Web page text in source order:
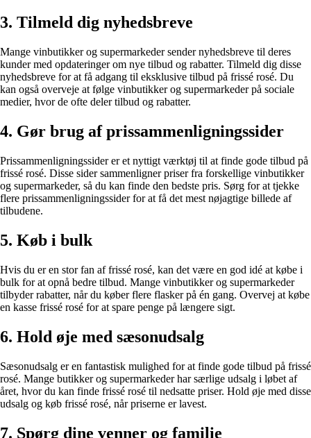
3. Tilmeld dig nyhedsbreve
Mange vinbutikker og supermarkeder sender nyhedsbreve til deres
kunder med opdateringer om nye tilbud og rabatter. Tilmeld dig disse
nyhedsbreve for at få adgang til eksklusive tilbud på frissé rosé. Du
kan også overveje at følge vinbutikker og supermarkeder på sociale
medier, hvor de ofte deler tilbud og rabatter.
4. Gør brug af prissammenligningssider
Prissammenligningssider er et nyttigt værktøj til at finde gode tilbud på
frissé rosé. Disse sider sammenligner priser fra forskellige vinbutikker
og supermarkeder, så du kan finde den bedste pris. Sørg for at tjekke
flere prissammenligningssider for at få det mest nøjagtige billede af
tilbudene.
5. Køb i bulk
Hvis du er en stor fan af frissé rosé, kan det være en god idé at købe i
bulk for at opnå bedre tilbud. Mange vinbutikker og supermarkeder
tilbyder rabatter, når du køber flere flasker på én gang. Overvej at købe
en kasse frissé rosé for at spare penge på længere sigt.
6. Hold øje med sæsonudsalg
Sæsonudsalg er en fantastisk mulighed for at finde gode tilbud på frissé
rosé. Mange butikker og supermarkeder har særlige udsalg i løbet af
året, hvor du kan finde frissé rosé til nedsatte priser. Hold øje med disse
udsalg og køb frissé rosé, når priserne er lavest.
7. Spørg dine venner og familie